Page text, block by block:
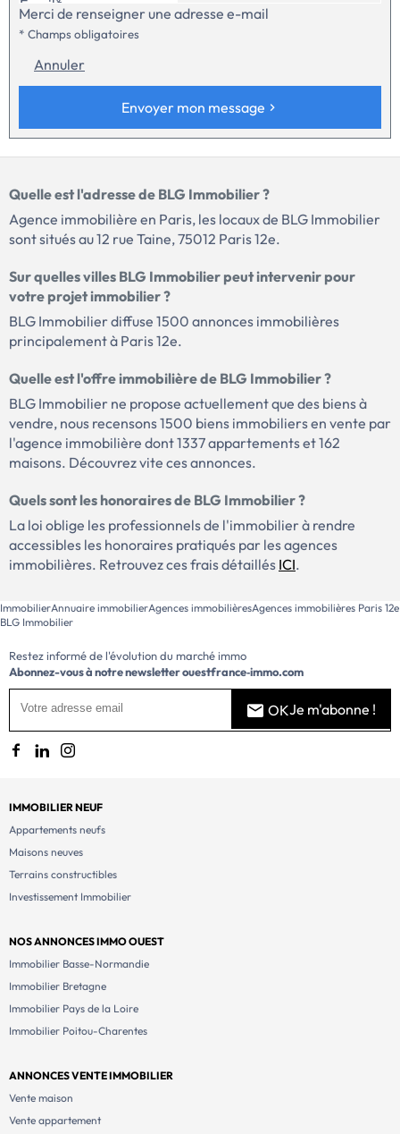
demande. Photos de synthèse non contractuelles, illustrations
d'ambiance. Je reste à votre disposition 7 jours sur 7 pour toute
garantissant une meilleure maîtrise des dépenses énergétiques
ainsi qu'un confort thermique optimal été comme hiver. Les frais de
dans le cadre d'une acquisition en résidence principale comme pour
de synthèse non contractuelles, illustrations d'ambiance. Je reste à
votre disposition 7 jours sur 7 pour toute information
Email*
Merci de renseigner une adresse e-mail
* Champs obligatoires
Annuler
Envoyer mon message
Quelle est l'adresse de BLG Immobilier ?
Agence immobilière en Paris, les locaux de BLG Immobilier
sont situés au 12 rue Taine, 75012 Paris 12e.
Sur quelles villes BLG Immobilier peut intervenir pour
votre projet immobilier ?
BLG Immobilier diffuse 1500 annonces immobilières
principalement à Paris 12e.
Quelle est l'offre immobilière de BLG Immobilier ?
BLG Immobilier ne propose actuellement que des biens à
vendre, nous recensons 1500 biens immobiliers en vente par
l'agence immobilière dont 1337 appartements et 162
maisons. Découvrez vite ces annonces.
Quels sont les honoraires de BLG Immobilier ?
La loi oblige les professionnels de l'immobilier à rendre
accessibles les honoraires pratiqués par les agences
immobilières. Retrouvez ces frais détaillés ICI.
ImmobilierAnnuaire immobilierAgences immobilièresAgences immobilières Paris 12e
BLG Immobilier
Restez informé de l'évolution du marché immo
Abonnez-vous à notre newsletterouestfrance‑immo.com
OKJe m'abonne !
IMMOBILIER NEUF
Appartements neufs
Maisons neuves
Terrains constructibles
Investissement Immobilier
NOS ANNONCES IMMO OUEST
Immobilier Basse-Normandie
Immobilier Bretagne
Immobilier Pays de la Loire
Immobilier Poitou-Charentes
ANNONCES VENTE IMMOBILIER
Vente maison
Vente appartement